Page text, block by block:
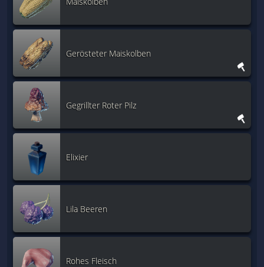
Gerösteter Maiskolben
Gegrillter Roter Pilz
Elixier
Lila Beeren
Rohes Fleisch